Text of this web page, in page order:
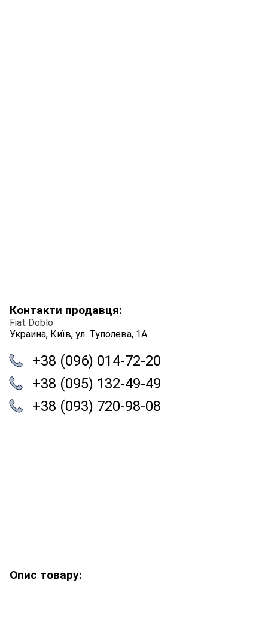
Контакти продавця:
Fiat Doblo
Украина, Київ, ул. Туполева, 1А
+38 (096) 014-72-20
+38 (095) 132-49-49
+38 (093) 720-98-08
Опис товару: